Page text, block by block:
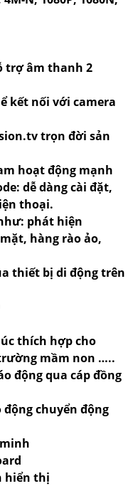
trợ âm thanh 2
kết nối với camera
trọn đời sản
hoạt động mạnh
dễ dàng cài đặt,
thoại.
phát hiện
hàng rào ảo,
thiết bị di động trên
thích hợp cho
mầm non …..
động qua cáp đồng
động chuyển động
hiển thị